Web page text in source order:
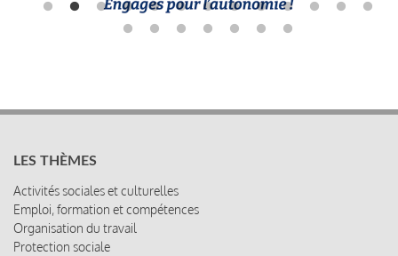
LES THÈMES
Activités sociales et culturelles
Emploi, formation et compétences
Organisation du travail
Protection sociale